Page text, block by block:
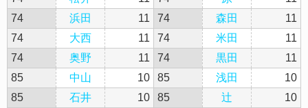
74
浜田 11 74 森田
11
74
大西 11 74 米田
11
74
奥野 11 74 黒田
11
85
中山 10 85 浅田
10
85
石井 10 85 辻
10